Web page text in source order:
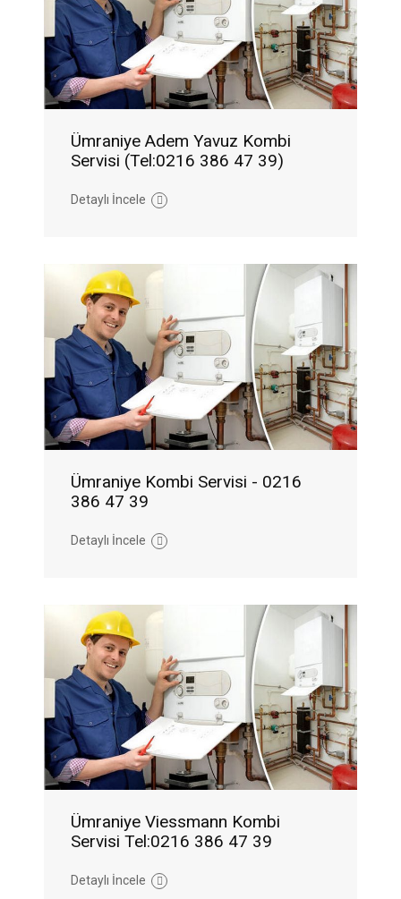
Ümraniye Adem Yavuz Kombi
Servisi (Tel:0216 386 47 39)
Detaylı İncele
Ümraniye Kombi Servisi - 0216
386 47 39
Detaylı İncele
Ümraniye Viessmann Kombi
Servisi Tel:0216 386 47 39
Detaylı İncele